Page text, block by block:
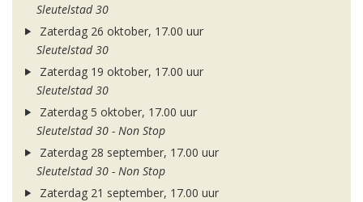
Sleutelstad 30
Zaterdag 26 oktober, 17.00 uur
Sleutelstad 30
Zaterdag 19 oktober, 17.00 uur
Sleutelstad 30
Zaterdag 5 oktober, 17.00 uur
Sleutelstad 30 - Non Stop
Zaterdag 28 september, 17.00 uur
Sleutelstad 30 - Non Stop
Zaterdag 21 september, 17.00 uur